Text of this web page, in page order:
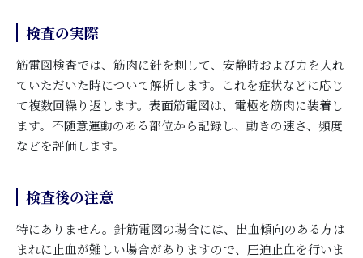
検査の実際
筋電図検査では、筋肉に針を刺して、安静時および力を入れ
ていただいた時について解析します。これを症状などに応じ
て複数回繰り返します。表面筋電図は、電極を筋肉に装着し
ます。不随意運動のある部位から記録し、動きの速さ、頻度
などを評価します。
検査後の注意
特にありません。針筋電図の場合には、出血傾向のある方は
まれに止血が難しい場合がありますので、圧迫止血を行いま